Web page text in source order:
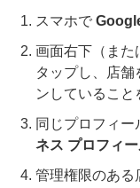
スマホで
画面右下（また
タップし、店舗
ンしていること
同じプロフィー
ネス プロフィー
管理権限のある